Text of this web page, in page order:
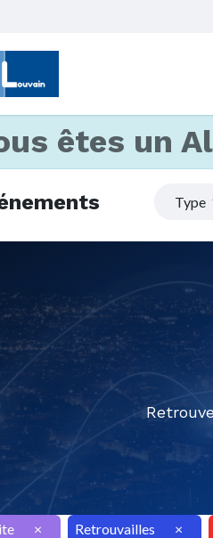
êtes un
Type
× Retrouvailles ×